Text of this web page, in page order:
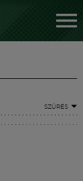
SZŰRÉS